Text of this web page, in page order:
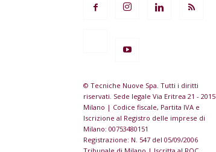
© Tecniche Nuove Spa. Tutti i diritti
riservati. Sede legale Via Eritrea 21 -
Milano | Codice fiscale, Partita IVA e
Iscrizione al Registro delle imprese di
Milano: 00753480151
Registrazione: N. 547 del 05/09/2006